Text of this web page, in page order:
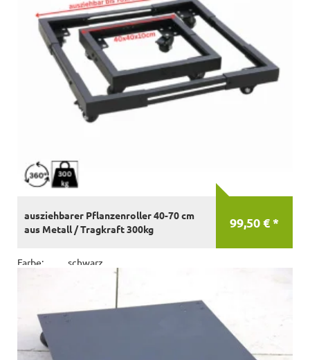
99,50 € *
ausziehbarer Pflanzenroller 40-70 cm
aus Metall / Tragkraft 300kg
Farbe: schwarz